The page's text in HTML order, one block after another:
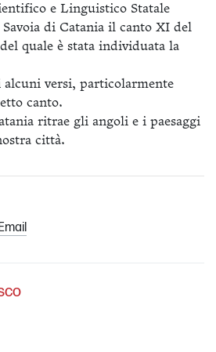
e Linguistico Statale
di Catania il canto XI del
quale è stata individuata la
alcuni versi, particolarmente
canto.
ritrae gli angoli e i paesaggi
città.